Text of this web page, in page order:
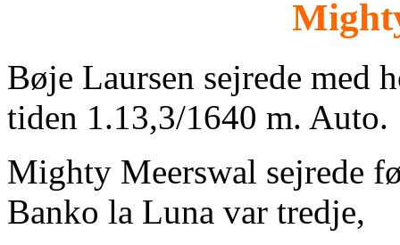
Bøje Laursen sejrede med
tiden 1.13,3/1640 m. Auto.
Mighty Meerswal sejrede
Banko la Luna var tredje,